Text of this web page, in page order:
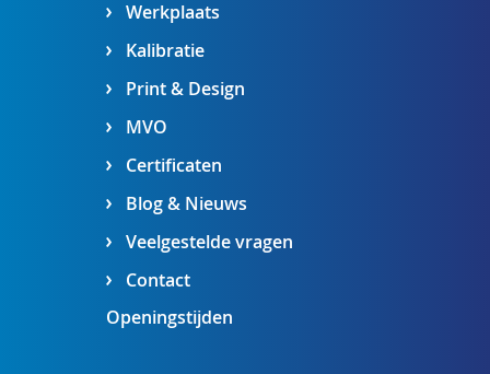
Werkplaats
Kalibratie
Print & Design
MVO
Certificaten
Blog & Nieuws
Veelgestelde vragen
Contact
Openingstijden